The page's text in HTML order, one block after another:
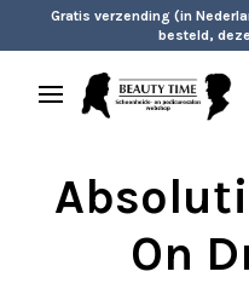
Gratis verzending (in
besteld,
On